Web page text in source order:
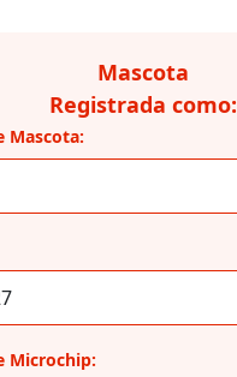
Mascota
Registrada como:
Mascota:
Microchip: